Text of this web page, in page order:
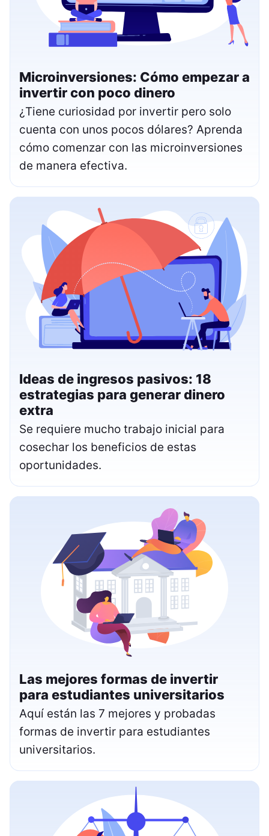
Microinversiones: Cómo empezar a
invertir con poco dinero
¿Tiene curiosidad por invertir pero solo
cuenta con unos pocos dólares? Aprenda
cómo comenzar con las microinversiones
de manera efectiva.
Ideas de ingresos pasivos: 18
estrategias para generar dinero
extra
Se requiere mucho trabajo inicial para
cosechar los beneficios de estas
oportunidades.
Las mejores formas de invertir
para estudiantes universitarios
Aquí están las 7 mejores y probadas
formas de invertir para estudiantes
universitarios.